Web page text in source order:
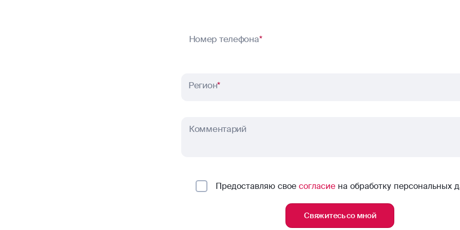
Номер телефона*
Регион*
Комментарий
Предоставляю свое согласиена обработку персональных
Свяжитесь со мной